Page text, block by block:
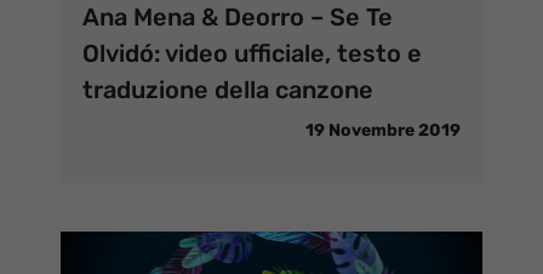
Ana Mena & Deorro – Se Te
Olvidó: video ufficiale, testo e
traduzione della canzone
19 Novembre 2019